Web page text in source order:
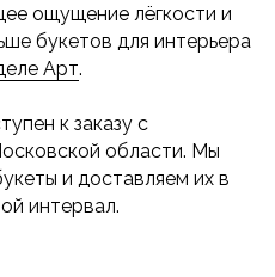
ощущение лёгкости и
букетов для интерьера
Арт.
к заказу с
области. Мы
и доставляем их в
интервал.